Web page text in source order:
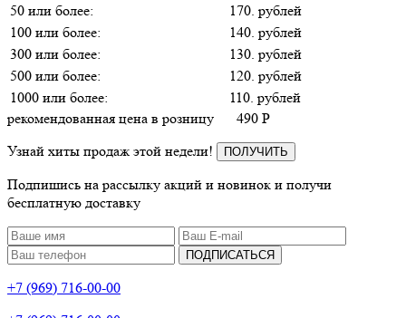
50 или более:
170. рублей
100 или более:
140. рублей
300 или более:
130. рублей
500 или более:
120. рублей
1000 или более:
110. рублей
рекомендованная цена в розницу
490 P
Узнай хиты продаж этой недели!
ПОЛУЧИТЬ
Подпишись на рассылку акций и новинок и получи
бесплатную доставку
ПОДПИСАТЬСЯ
+7 (969) 716-00-00